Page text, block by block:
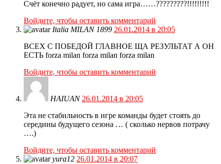
Счёт конечно радует, но сама игра……?????????!!!!!!!!!
Войдите, чтобы оставить комментарий
Italia MILAN 1899 26.01.2014 в 20:05
ВСЕХ С ПОБЕДОЙ ГЛАВНОЕ ЩА РЕЗУЛЬТАТ А ОН
ЕСТЬ forza milan forza milan forza milan
Войдите, чтобы оставить комментарий
HAIUAN 26.01.2014 в 20:05
Эта не стабильность в игре команды будет стоять до
середины будущего сезона … ( сколько нервов потрачу
….)
Войдите, чтобы оставить комментарий
yura12 26.01.2014 в 20:07